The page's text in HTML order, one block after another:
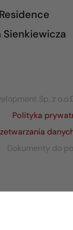
Sienkiewicza
Sp. z o.o.
Polityka
Dokumenty do